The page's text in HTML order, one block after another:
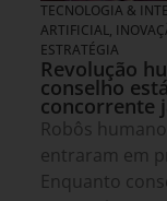
TECNOLOGIA &
ARTIFICIAL,
ESTRATÉGIA
Revolução
conselho
concorrente
Robôs
entraram em
Enquanto